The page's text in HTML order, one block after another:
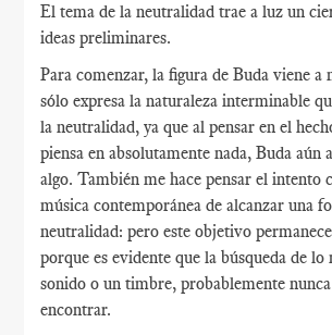
El tema de la neutralidad trae a luz un
ideas preliminares.
Para comenzar, la figura de Buda viene a
sólo expresa la naturaleza interminable
la neutralidad, ya que al pensar en el
piensa en absolutamente nada, Buda aún
algo. También me hace pensar el intento
música contemporánea de alcanzar una
neutralidad: pero este objetivo
porque es evidente que la búsqueda de lo
sonido o un timbre, probablemente
encontrar.